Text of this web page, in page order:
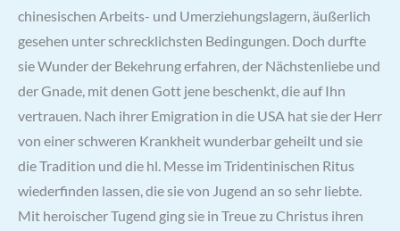
chinesischen Arbeits- und Umerziehungslagern, äußerlich
gesehen unter schrecklichsten Bedingungen. Doch durfte
sie Wunder der Bekehrung erfahren, der Nächstenliebe und
der Gnade, mit denen Gott jene beschenkt, die auf Ihn
vertrauen. Nach ihrer Emigration in die USA hat sie der Herr
von einer schweren Krankheit wunderbar geheilt und sie
die Tradition und die hl. Messe im Tridentinischen Ritus
wiederfinden lassen, die sie von Jugend an so sehr liebte.
Mit heroischer Tugend ging sie in Treue zu Christus ihren